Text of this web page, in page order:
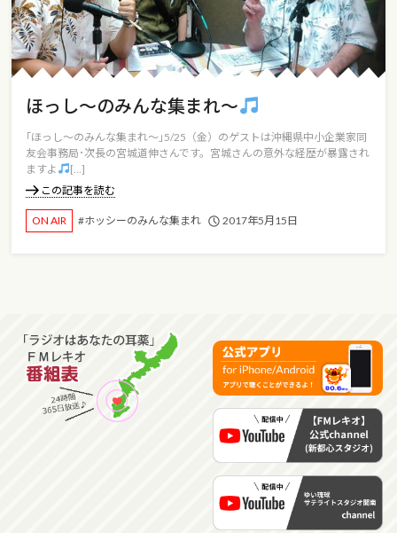
ほっし～のみんな集まれ～
｢ほっし～のみんな集まれ～｣5/25（金）のゲストは沖縄県中小企業家同
友会事務局･次長の宮城道伸さんです。宮城さんの意外な経歴が暴露され
ますよ
[…]
この記事を読む
ON AIR #ホッシーのみんな集まれ 2017年5月15日